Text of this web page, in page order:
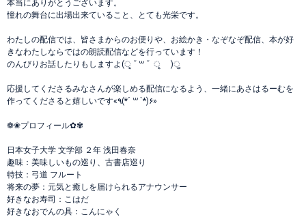
本当にありがとうございます。
憧れの舞台に出場出来ていること、とても光栄です。
わたしの配信では、皆さまからのお便りや、お絵かき・なぞなぞ配信、本が好
きなわたしならではの朗読配信などを行っています！
のんびりお話したりもしますよ(ृ ˘ ꒳ ˘ ृ )ु
応援してくださるみなさんが楽しめる配信になるよう、一緒にあさはるーむを
作ってくださると嬉しいです«٩(*´ ꒳ `*)۶»
❁❀プロフィール✿✾
日本女子大学 文学部 ２年 浅田春奈
趣味：美味しいもの巡り、古書店巡り
特技：弓道 フルート
将来の夢：元気と癒しを届けられるアナウンサー
好きなお寿司：こはだ
好きなおでんの具：こんにゃく